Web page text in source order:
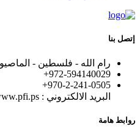
إتصل بنا
رام الله - فلسطين -
972-594140029+
+970-2-241-0505
البريد الالكتروني : www.pfi.ps
روابط هامة